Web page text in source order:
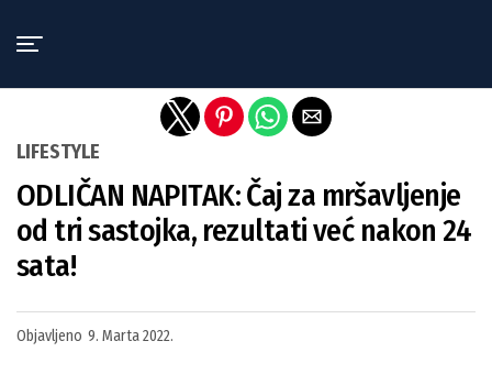
LIFESTYLE
ODLIČAN NAPITAK: Čaj za mršavljenje
od tri sastojka, rezultati već nakon 24
sata!
Objavljeno 9. Marta 2022.